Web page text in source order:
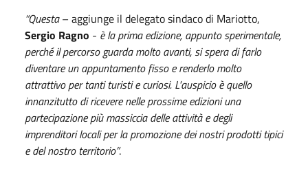
“Questa– aggiunge il delegato sindaco di Mariotto,
Sergio Ragno - è la prima edizione, appunto sperimentale,
perché il percorso guarda molto avanti, si spera di farlo
diventare un appuntamento fisso e renderlo molto
attrattivo per tanti turisti e curiosi. L'auspicio è quello
innanzitutto di ricevere nelle prossime edizioni una
partecipazione più massiccia delle attività e degli
imprenditori locali per la promozione dei nostri prodotti tipici
e del nostro territorio”.